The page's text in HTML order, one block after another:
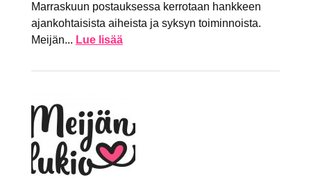
Marraskuun postauksessa kerrotaan hankkeen
ajankohtaisista aiheista ja syksyn toiminnoista.
Meijän... Lue lisää